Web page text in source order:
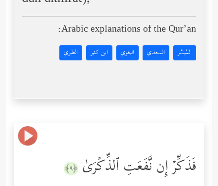
Arabic explanations of the Qur’an:
المُيسَّر السعدي البغوي ابن كثير الطبري
فَذَكِّرۡ إِن نَّفَعَتِ ٱلذِّكۡرَىٰ ﴿٩﴾